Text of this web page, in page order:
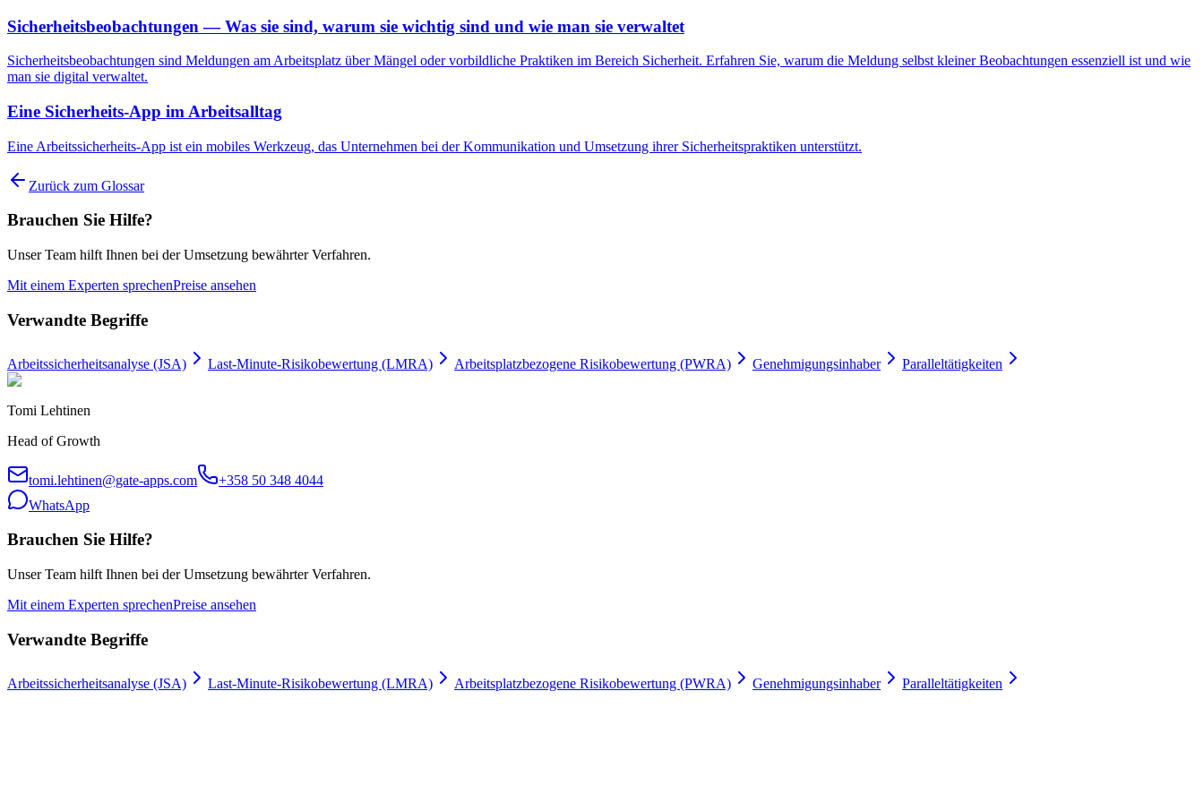
Sicherheitsbeobachtungen — Was sie sind, warum sie wichtig sind und wie man sie verwaltet
Sicherheitsbeobachtungen sind Meldungen am Arbeitsplatz über Mängel oder vorbildliche Praktiken im Bereich Sicherheit. Erfahren Sie, warum die Meldung selbst kleiner Beobachtungen essenziell ist und wie
man sie digital verwaltet.
Eine Sicherheits-App im Arbeitsalltag
Eine Arbeitssicherheits-App ist ein mobiles Werkzeug, das Unternehmen bei der Kommunikation und Umsetzung ihrer Sicherheitspraktiken unterstützt.
Zurück zum Glossar
Brauchen Sie Hilfe?
Unser Team hilft Ihnen bei der Umsetzung bewährter Verfahren.
Mit einem Experten sprechenPreise ansehen
Verwandte Begriffe
Arbeitssicherheitsanalyse (JSA) Last-Minute-Risikobewertung (LMRA) Arbeitsplatzbezogene Risikobewertung (PWRA) Genehmigungsinhaber Paralleltätigkeiten
Tomi Lehtinen
Head of Growth
tomi.lehtinen@gate-apps.com
+358 50 348 4044
WhatsApp
Brauchen Sie Hilfe?
Unser Team hilft Ihnen bei der Umsetzung bewährter Verfahren.
Mit einem Experten sprechenPreise ansehen
Verwandte Begriffe
Arbeitssicherheitsanalyse (JSA) Last-Minute-Risikobewertung (LMRA) Arbeitsplatzbezogene Risikobewertung (PWRA) Genehmigungsinhaber Paralleltätigkeiten